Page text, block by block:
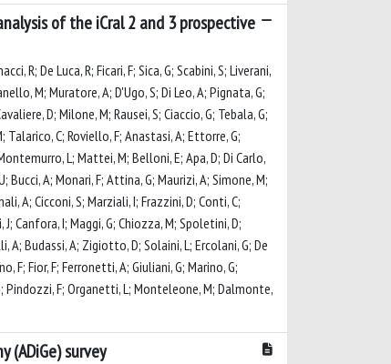
of the iCral 2 and 3 prospective
R; De Luca, R; Ficari, F; Sica, G; Scabini, S; Liverani,
M; Muratore, A; D'Ugo, S; Di Leo, A; Pignata, G;
D; Milone, M; Rausei, S; Ciaccio, G; Tebala, G;
Talarico, C; Roviello, F; Anastasi, A; Ettorre, G;
L; Mattei, M; Belloni, E; Apa, D; Di Carlo,
A; Monari, F; Attina, G; Maurizi, A; Simone, M;
A; Cicconi, S; Marziali, I; Frazzini, D; Conti, C;
Canfora, I; Maggi, G; Chiozza, M; Spoletini, D;
A; Budassi, A; Zigiotto, D; Solaini, L; Ercolani, G; De
F; Fior, F; Ferronetti, A; Giuliani, G; Marino, G;
Pindozzi, F; Organetti, L; Monteleone, M; Dalmonte,
(ADiGe) survey